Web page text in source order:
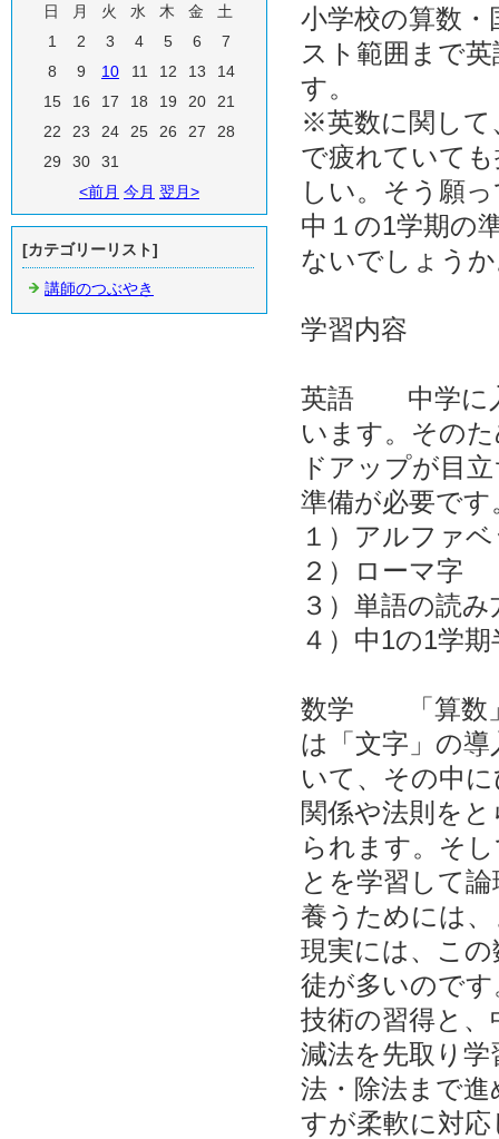
小学校の算数
スト範囲まで
す。
※英数に関して
で疲れていて
しい。そう願
中１の1学期の
ないでしょう
学習内容
英語 中学に入
います。その
ドアップが目
準備が必要です
１）アルファ
２）ローマ字
３）単語の読
４）中1の1学
数学 「算数」
は「文字」の
いて、その中
関係や法則を
られます。そ
とを学習して
養うためには
現実には、こ
徒が多いので
技術の習得と
減法を先取り
法・除法まで
すが柔軟に対
日
月 火 水 木 金
土
1
2 3 4 5 6
7
8
9 10 11 12 13
14
15
16 17 18 19 20
21
22
23 24 25 26 27
28
29
30
31
<前月 今月 翌月>
[カテゴリーリスト]
講師のつぶやき